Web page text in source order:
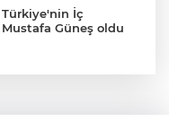
Türkiye'nin İç
Güneş oldu